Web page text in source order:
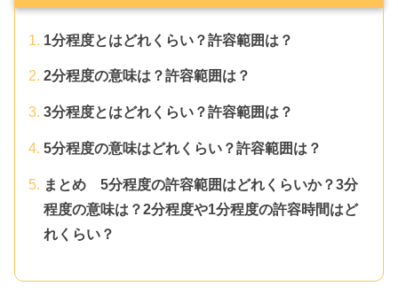
1分程度とはどれくらい？許容範囲は？
2分程度の意味は？許容範囲は？
3分程度とはどれくらい？許容範囲は？
5分程度の意味はどれくらい？許容範囲は？
まとめ 5分程度の許容範囲はどれくらいか？3分
程度の意味は？2分程度や1分程度の許容時間はど
れくらい？